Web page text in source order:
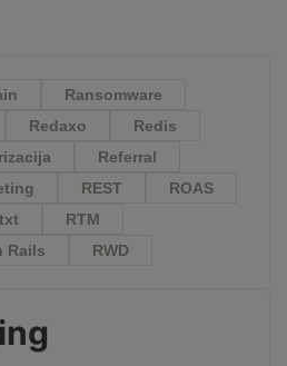
Ransomware
Redaxo
Redis
Referral
REST
ROAS
RTM
Rails
RWD